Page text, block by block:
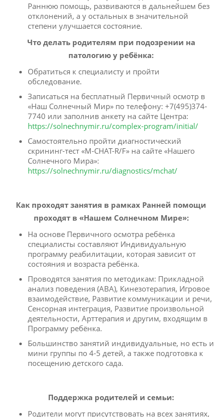
Раннюю помощь, развиваются в дальнейшем без
отклонений, а у остальных в значительной
степени улучшается состояние.
Что делать родителям при подозрении на
патологию у ребёнка:
Обратиться к специалисту и пройти
обследование.
Записаться на бесплатный Первичный осмотр в
«Наш Солнечный Мир» по телефону: +7(495)374-
7740 или заполнив анкету на сайте Центра:
https://solnechnymir.ru/complex-program/initial/
Самостоятельно пройти диагностический
скрининг-тест «M-CHAT-R/F» на сайте «Нашего
Солнечного Мира»:
https://solnechnymir.ru/diagnostics/mchat/
Как проходят занятия в рамках Ранней помощи
проходят в «Нашем Солнечном Мире»:
На основе Первичного осмотра ребёнка
специалисты составляют Индивидуальную
программу реабилитации, которая зависит от
состояния и возраста ребёнка.
Проводятся занятия по методикам: Прикладной
анализ поведения (АВА), Кинезотерапия, Игровое
взаимодействие, Развитие коммуникации и речи,
Сенсорная интеграция, Развитие произвольной
деятельности, Арттерапия и другим, входящим в
Программу ребёнка.
Большинство занятий индивидуальные, но есть и
мини группы по 4-5 детей, а также подготовка к
посещению детского сада.
Поддержка родителей и семьи:
Родители могут присутствовать на всех занятиях,